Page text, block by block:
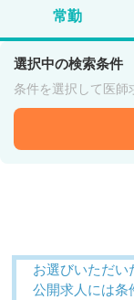
常勤
選択中の検索条件
条件を選択して医師
お選びいただ
公開求人には条